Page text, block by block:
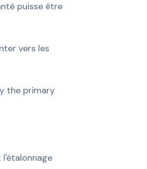
puisse être
vers les
the primary